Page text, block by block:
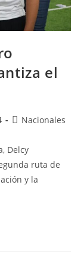
el
Nacionales
Delcy
ruta de
y la